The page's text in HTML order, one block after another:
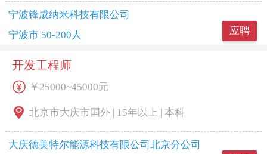
应聘
宁波锋成纳米科技有限公司
宁波市 50-200人
开发工程师
￥25000~45000元
北京市大庆市国外 | 15年以上 | 本科
大庆德美特尔能源科技有限公司北京分公司